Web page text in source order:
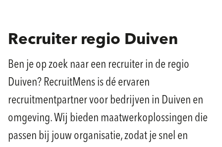
Recruiter regio Duiven
Ben je op zoek naar een recruiter in de regio
Duiven? RecruitMens is dé ervaren
recruitmentpartner voor bedrijven in Duiven en
omgeving. Wij bieden maatwerkoplossingen die
passen bij jouw organisatie, zodat je snel en